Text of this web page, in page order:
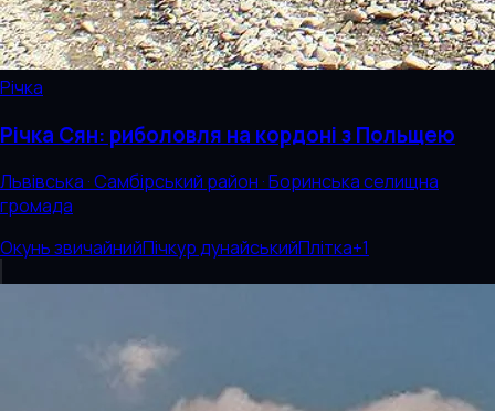
Річка
Річка Сян: риболовля на кордоні з Польщею
Львівська · Самбірський район · Боринська селищна
громада
Окунь звичайнийПічкур дунайськийПлітка+1